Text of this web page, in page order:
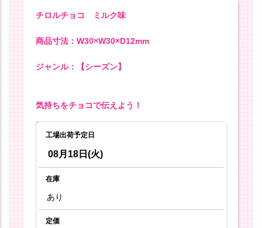
チロルチョコ ミルク味
商品寸法：W30×W30×D12mm
ジャンル：【シーズン】
気持ちをチョコで伝えよう！
工場出荷予定日
08月18日(火)
在庫
あり
定価